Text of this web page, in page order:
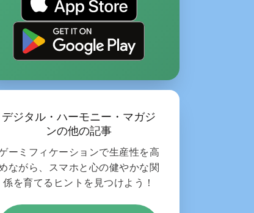
デジタル・ハーモニー・マガジ
ンの他の記事
ーミフィケーションで生産性を高
ながら、スマホと心の健やかな関
係を育てるヒントを見つけよう！